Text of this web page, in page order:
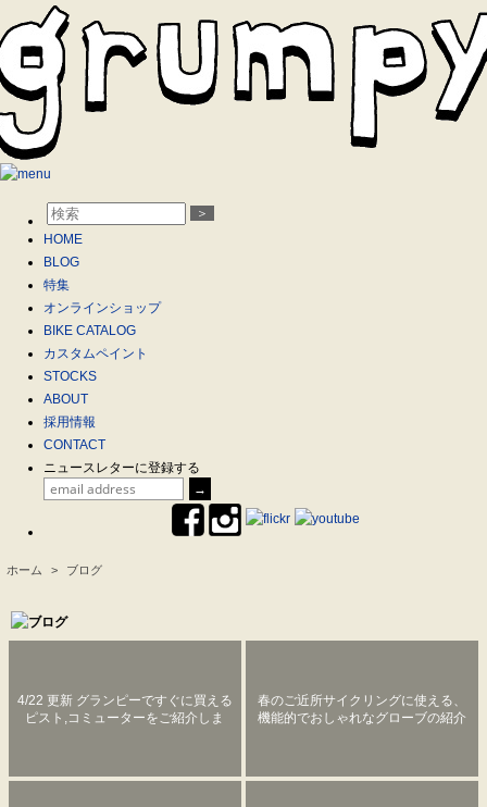
＞
HOME
BLOG
特集
オンラインショップ
BIKE CATALOG
カスタムペイント
STOCKS
ABOUT
採用情報
CONTACT
ニュースレターに登録する
ホーム > ブログ
4/22 更新 グランピーですぐに買える
ピスト,コミューターをご紹介しま
春のご近所サイクリングに使える、
機能的でおしゃれなグローブの紹介